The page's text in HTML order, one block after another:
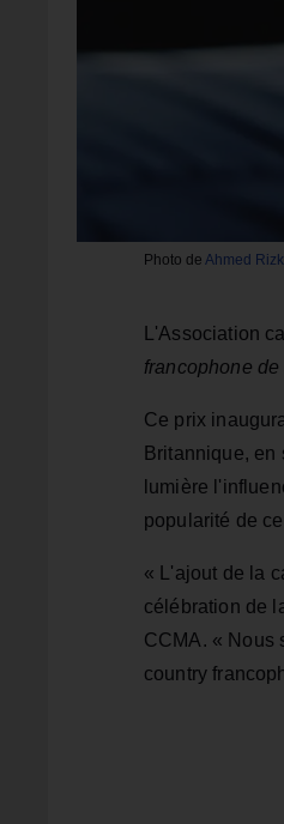
Photo de Ahmed
L'Association
francophone de
Ce prix
Britannique, en
lumière
popularité de
« L'ajout de la
célébration de
CCMA. « Nous
country